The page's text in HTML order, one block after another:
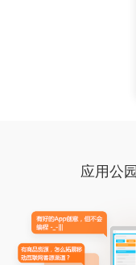
应用公